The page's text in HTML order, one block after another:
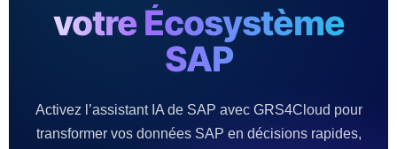
votre Écosystème
SAP
Activez l’assistant IA de SAP avec GRS4Cloud pour
transformer vos données SAP en décisions rapides,